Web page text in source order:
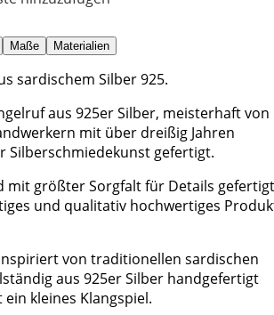
Maße Materialien
sardischem Silber 925.
aus 925er Silber, meisterhaft von
mit über dreißig Jahren
Silberschmiedekunst gefertigt.
mit größter Sorgfalt für Details
und qualitativ hochwertiges
von traditionellen sardischen
aus 925er Silber handgefertigt
kleines Klangspiel.